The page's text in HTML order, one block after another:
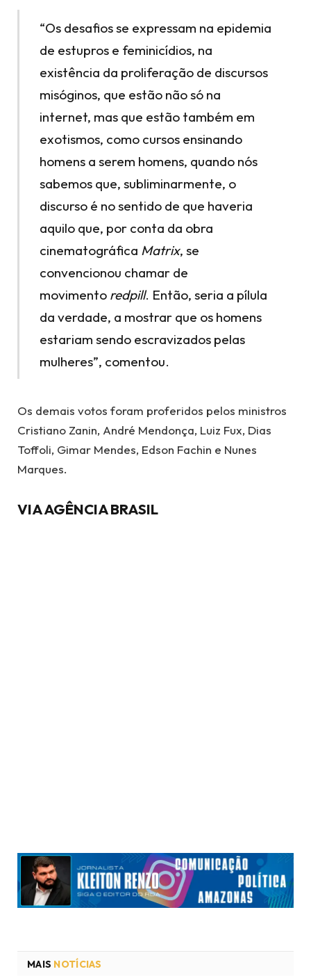
“Os desafios se expressam na epidemia
de estupros e feminicídios, na
existência da proliferação de discursos
misóginos, que estão não só na
internet, mas que estão também em
exotismos, como cursos ensinando
homens a serem homens, quando nós
sabemos que, subliminarmente, o
discurso é no sentido de que haveria
aquilo que, por conta da obra
cinematográfica Matrix, se
convencionou chamar de
movimento redpill. Então, seria a pílula
da verdade, a mostrar que os homens
estariam sendo escravizados pelas
mulheres”, comentou.
Os demais votos foram proferidos pelos ministros
Cristiano Zanin, André Mendonça, Luiz Fux, Dias
Toffoli, Gimar Mendes, Edson Fachin e Nunes
Marques.
VIA AGÊNCIA BRASIL
MAIS NOTÍCIAS